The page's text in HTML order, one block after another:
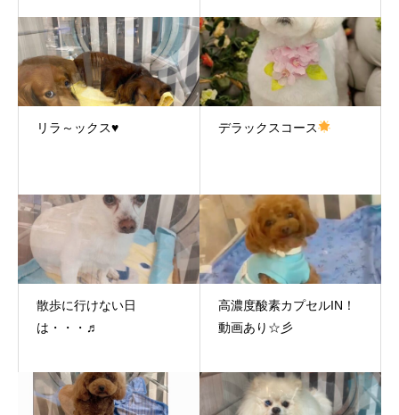
リラ～ックス♥ デラックスコース
散歩に行けない日
は・・・♬
高濃度酸素カプセルIN！
動画あり☆彡